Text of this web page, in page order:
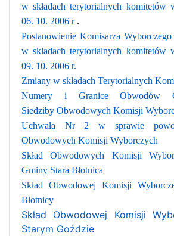
w składach terytorialnych komitetów
06. 10. 2006 r.
Postanowienie Komisarza
w składach terytorialnych komitetów
09. 10. 2006 r.
Zmiany w składach Terytorialnych
Numery i Granice Obwodów
Siedziby Obwodowych Komisji
Uchwała Nr 2 w sprawie
Obwodowych Komisji Wyborczych
Skład Obwodowych Komisji
Gminy Stara Błotnica
Skład Obwodowej Komisji
Błotnicy
Skład Obwodowej Komisji
Starym Goździe